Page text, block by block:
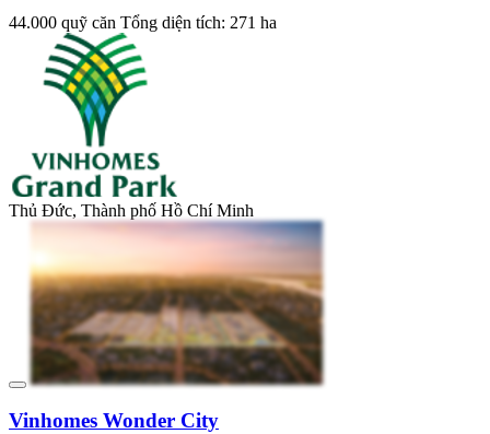
44.000 quỹ căn Tổng diện tích: 271 ha
Thủ Đức, Thành phố Hồ Chí Minh
Vinhomes Wonder City